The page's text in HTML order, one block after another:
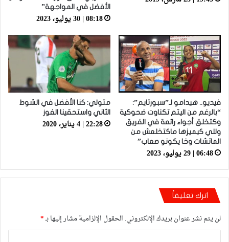
الأفضل في المواجهة”
08:18 | 30 يوليو، 2023
فيديو.. هيدامو لـ”سبورتايم”:
“بالرغم من اليتم تكناوت ضحوكية
وكتخلق أجواء رائعة في الفريق
وللي كيميزها ماكتخلعش من
الماتشات وخا يكونو صعاب”
06:48 | 29 يوليو، 2023
متولي: كنا الأفضل في الشوط
الثاني واستحقينا الفوز
22:28 | 4 يناير، 2020
اترك تعليقاً
لن يتم نشر عنوان بريدك الإلكتروني. الحقول الإلزامية مشار إليها بـ*